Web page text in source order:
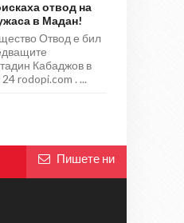
отвод на
в Мадан!
Отвод е бил
Кабаджов в
rodopi.com . ...
Пишете ни